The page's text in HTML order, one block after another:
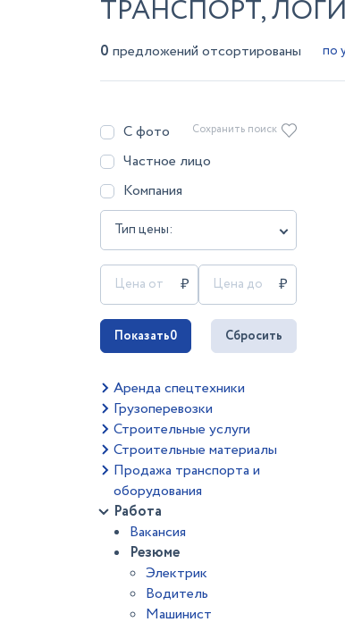
ТРАНСПОРТ,
0 предложений отсортированы
С фото
Частное лицо
Компания
Тип цены:
Сохранить поиск
Показать0 Сбросить
Аренда спецтехники
Грузоперевозки
Строительные услуги
Строительные материалы
Продажа транспорта и
оборудования
Работа
Вакансия
Резюме
Электрик
Водитель
Машинист